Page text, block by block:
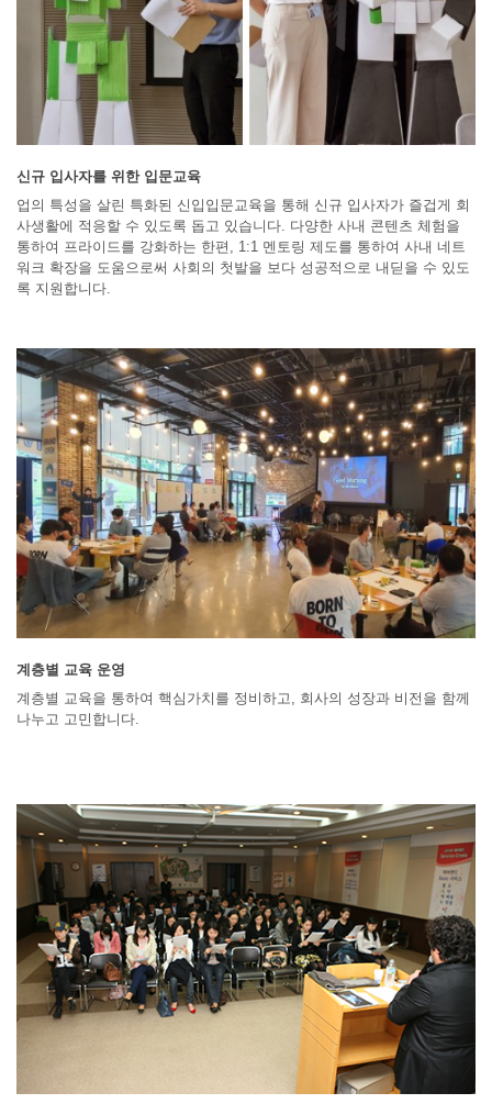
신규 입사자를 위한 입문교육
업의 특성을 살린 특화된 신입입문교육을 통해 신규 입사자가 즐겁게 회
사생활에 적응할 수 있도록 돕고 있습니다. 다양한 사내 콘텐츠 체험을
통하여 프라이드를 강화하는 한편, 1:1 멘토링 제도를 통하여 사내 네트
워크 확장을 도움으로써 사회의 첫발을 보다 성공적으로 내딛을 수 있도
록 지원합니다.
계층별 교육 운영
계층별 교육을 통하여 핵심가치를 정비하고, 회사의 성장과 비전을 함께
나누고 고민합니다.